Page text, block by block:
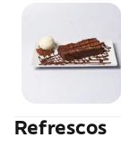
Refrescos